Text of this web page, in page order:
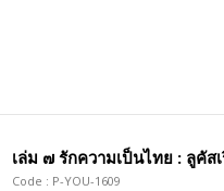
เล่ม ๗ รักความเป็นไทย : ลูคัส
Code : P-YOU-1609